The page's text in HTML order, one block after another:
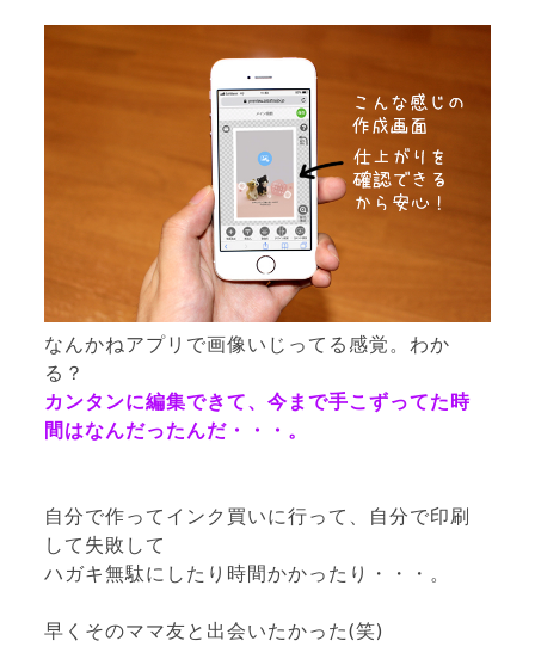
なんかねアプリで画像いじってる感覚。わか
る？
カンタンに編集できて、今まで手こずってた時
間はなんだったんだ・・・。
自分で作ってインク買いに行って、自分で印刷
して失敗して
ハガキ無駄にしたり時間かかったり・・・。
早くそのママ友と出会いたかった(笑)